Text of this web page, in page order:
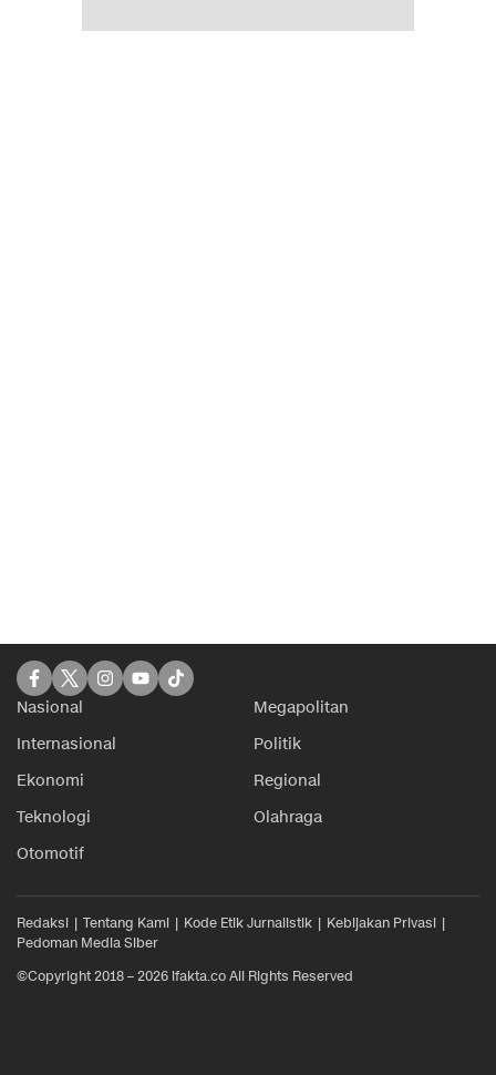
Nasional
Megapolitan
Internasional
Politik
Ekonomi
Regional
Teknologi
Olahraga
Otomotif
Redaksi Tentang Kami Kode Etik Jurnalistik
Kebijakan Privasi
Pedoman Media Siber
©Copyright 2018 – 2026 ifakta.co All Rights Reserved